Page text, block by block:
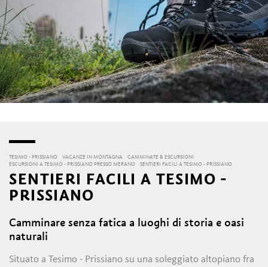
TESIMO - PRISSIANO VACANZE IN MONTAGNA
CAMMINATE & ESCURSIONI
ESCURSIONI A TESIMO - PRISSIANO PRESSO MERANO
SENTIERI FACILI A TESIMO - PRISSIANO
SENTIERI FACILI A TESIMO -
PRISSIANO
Camminare senza fatica a luoghi di storia e oasi
naturali
Situato a Tesimo - Prissiano su una soleggiato altopiano fra